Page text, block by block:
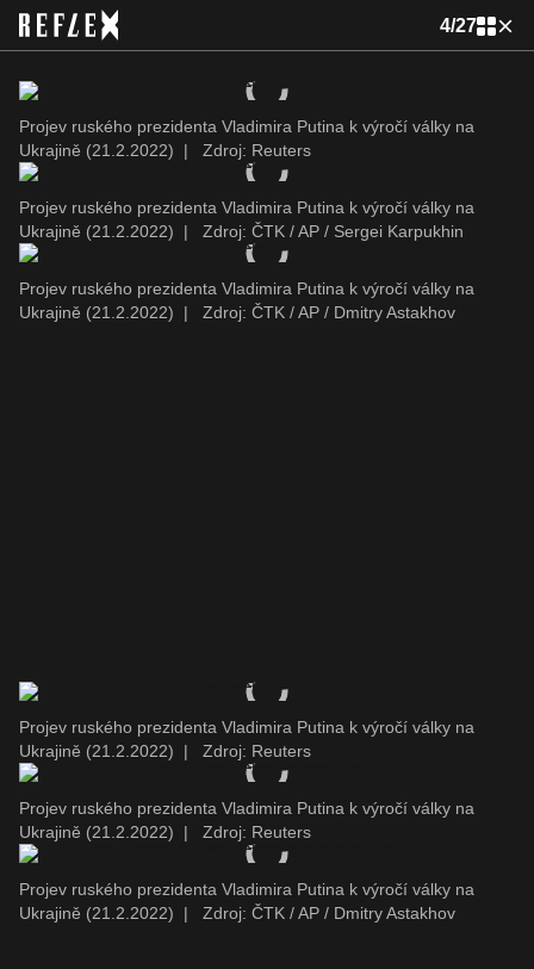
4/27
Projev ruského prezidenta Vladimira Putina k výročí války na
Ukrajině (21.2.2022)
| Zdroj: Reuters
Projev ruského prezidenta Vladimira Putina k výročí války na
Ukrajině (21.2.2022)
| Zdroj: ČTK / AP / Sergei Karpukhin
Projev ruského prezidenta Vladimira Putina k výročí války na
Ukrajině (21.2.2022)
| Zdroj: ČTK / AP / Dmitry Astakhov
Projev ruského prezidenta Vladimira Putina k výročí války na
Ukrajině (21.2.2022)
| Zdroj: Reuters
Projev ruského prezidenta Vladimira Putina k výročí války na
Ukrajině (21.2.2022)
| Zdroj: Reuters
Projev ruského prezidenta Vladimira Putina k výročí války na
Ukrajině (21.2.2022)
| Zdroj: ČTK / AP / Dmitry Astakhov